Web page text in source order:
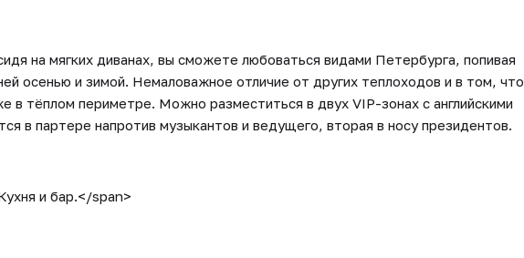
на мягких диванах, вы сможете любоваться видами Петербурга, попивая
осенью и зимой. Немаловажное отличие от других теплоходов и в том, что
в тёплом периметре. Можно разместиться в двух VIP-зонах с английскими
в партере напротив музыкантов и ведущего, вторая в носу президентов.
и бар.</span>